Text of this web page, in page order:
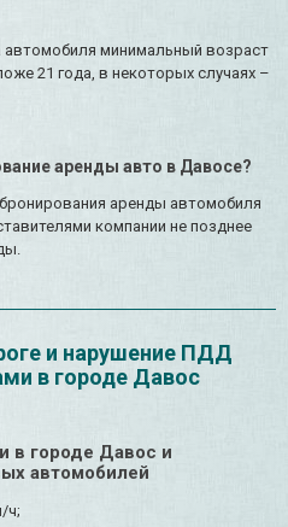
автомобиля минимальный возраст
21 года, в некоторых случаях –
аренды авто в Давосе?
аренды автомобиля
компании не позднее
и нарушение ПДД
в городе Давос
в городе Давос и
автомобилей
ч;